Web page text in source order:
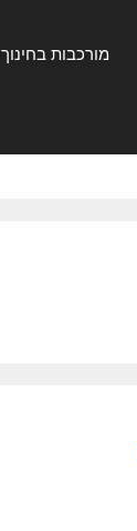
מורכבות בחינוך